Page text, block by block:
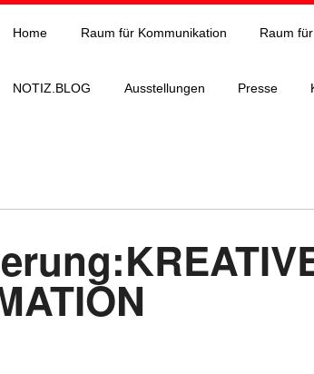
Home Raum für Kommunikation Raum
NOTIZ.BLOG Ausstellungen Presse